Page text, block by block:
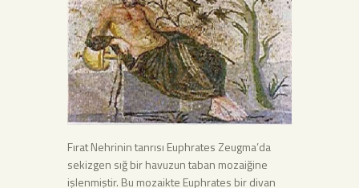
Fırat Nehrinin tanrısı Euphrates Zeugma’da
sekizgen sığ bir havuzun taban mozaiğine
işlenmiştir. Bu mozaikte Euphrates bir divan